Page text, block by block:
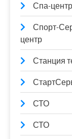
Спа-
Спорт-
центр
Станция
СТО
СТО